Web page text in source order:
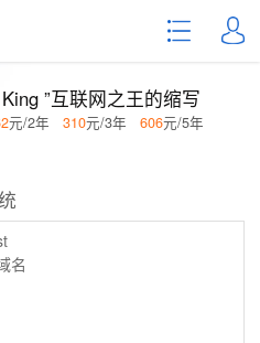
”互联网之王的缩写
元/2年310元/3年606元/5年